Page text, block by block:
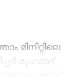
മിനിറ്റിലെ
മുഹമ്മദ്